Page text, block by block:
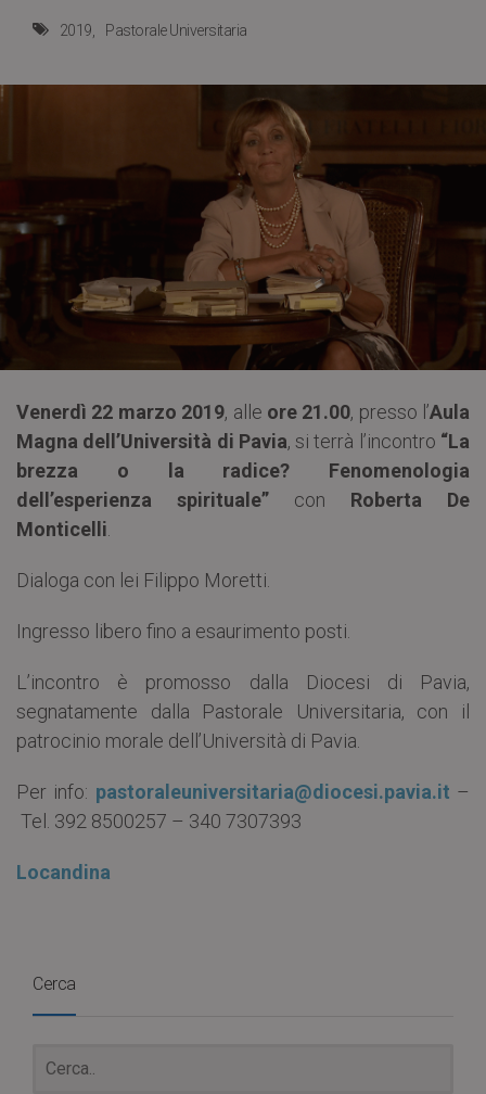
2019 Pastorale Universitaria
Venerdì 22 marzo 2019, alle ore 21.00, presso l’Aula
Magna dell’Università di Pavia, si terrà l’incontro “La
brezza o la radice? Fenomenologia
dell’esperienza spirituale” con Roberta De
Monticelli.
Dialoga con lei Filippo Moretti.
Ingresso libero fino a esaurimento posti.
L’incontro è promosso dalla Diocesi di Pavia,
segnatamente dalla Pastorale Universitaria, con il
patrocinio morale dell’Università di Pavia.
Per info: pastoraleuniversitaria@diocesi.pavia.it –
Tel. 392 8500257 – 340 7307393
Locandina
Cerca